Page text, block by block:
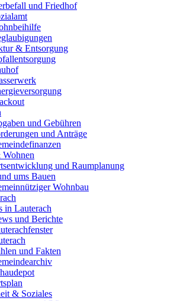
und Friedhof
& Entsorgung
und Gebühren
und Anträge
und Raumplanung
ums Bauen
Wohnbau
in Lauterach
und Berichte
und Fakten
& Soziales